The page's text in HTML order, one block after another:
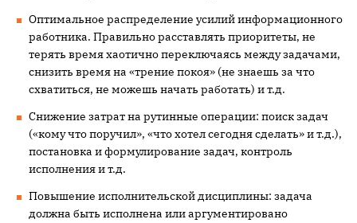
Оптимальное распределение усилий информационного
работника. Правильно расставлять приоритеты, не
терять время хаотично переключаясь между задачами,
снизить время на «трение покоя» (не знаешь за что
схватиться, не можешь начать работать) и т.д.
Снижение затрат на рутинные операции: поиск задач
(«кому что поручил», «что хотел сегодня сделать» и т.д.),
постановка и формулирование задач, контроль
исполнения и т.д.
Повышение исполнительской дисциплины: задача
должна быть исполнена или аргументировано